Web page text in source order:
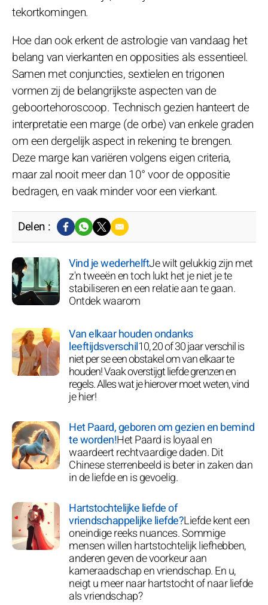
tekortkomingen.
Hoe dan ook erkent de astrologie van vandaag het
belang van vierkanten en opposities als essentieel.
Samen met conjuncties, sextielen en trigonen
vormen zij de belangrijkste aspecten van de
geboortehoroscoop. Technisch gezien hanteert de
interpretatie een marge (de orbe) van enkele graden
om een dergelijk aspect in rekening te brengen.
Deze marge kan variëren volgens eigen criteria,
maar zal nooit meer dan 10° voor de oppositie
bedragen, en vaak minder voor een vierkant.
Delen :
Vind je wederhelftJe wilt gelukkig zijn met
z'n tweeën en toch lukt het je niet je te
stabiliseren en een relatie aan te gaan.
Ontdek waarom
Van elkaar houden ondanks
leeftijdsverschil10, 20 of 30 jaar verschil is
niet per se een obstakel om van elkaar te
houden! Vaak overstijgt liefde grenzen en
regels. Alles wat je hierover moet weten, vind
je hier!
Het Paard, geboren om gezien en bemind
te worden!Het Paard is loyaal en
waardeert rechtvaardige daden. Dit
Chinese sterrenbeeld is beter in zaken dan
in de liefde en is gevoelig.
Hartstochtelijke liefde of
vriendschappelijke liefde?Liefde kent een
oneindige reeks nuances. Sommige
mensen willen hartstochtelijk liefhebben,
anderen geven de voorkeur aan
kameraadschap en vriendschap. En u,
neigt u meer naar hartstocht of naar liefde
als vriendschap?